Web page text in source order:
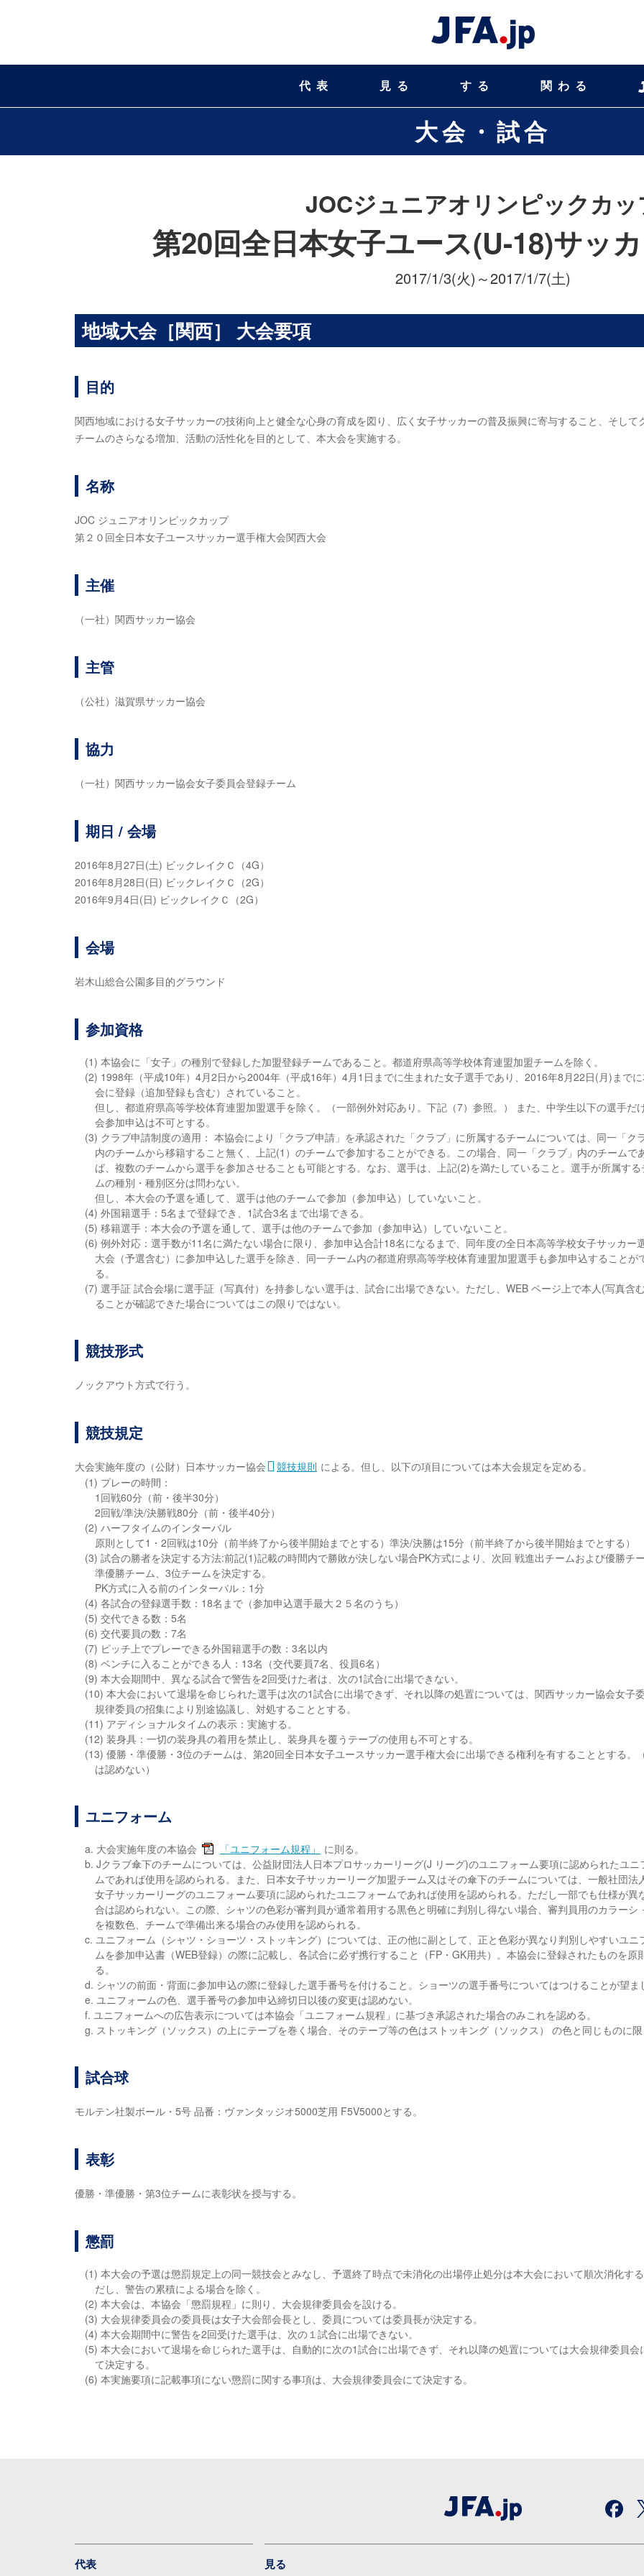
代表 見る する 関わる
大会・試合
JOCジュニアオリンピックカッ
第20回全日本女子ユース(U-18)サッ
2017/1/3(火)～2017/1/7(土)
地域大会［関西］ 大会要項
目的
関西地域における女子サッカーの技術向上と健全な心身の育成を図り、広く女子サッカーの普及振興に寄与すること、そして
チームのさらなる増加、活動の活性化を目的として、本大会を実施する。
名称
JOC ジュニアオリンピックカップ
第２０回全日本女子ユースサッカー選手権大会関西大会
主催
（一社）関西サッカー協会
主管
（公社）滋賀県サッカー協会
協力
（一社）関西サッカー協会女子委員会登録チーム
期日 / 会場
2016年8月27日(土) ビックレイクＣ（4G）
2016年8月28日(日) ビックレイクＣ（2G）
2016年9月4日(日) ビックレイクＣ（2G）
会場
岩木山総合公園多目的グラウンド
参加資格
(1) 本協会に「女子」の種別で登録した加盟登録チームであること。都道府県高等学校体育連盟加盟チームを除く。
(2) 1998年（平成10年）4月2日から2004年（平成16年）4月1日までに生まれた女子選手であり、2016年8月22日(月)まで
会に登録（追加登録も含む）されていること。
但し、都道府県高等学校体育連盟加盟選手を除く。（一部例外対応あり。下記（7）参照。） また、中学生以下の選手だ
会参加申込は不可とする。
(3) クラブ申請制度の適用： 本協会により「クラブ申請」を承認された「クラブ」に所属するチームについては、同一「クラ
内のチームから移籍すること無く、上記(1）のチームで参加することができる。この場合、同一「クラブ」内のチームで
ば、複数のチームから選手を参加させることも可能とする。なお、選手は、上記(2)を満たしていること。選手が所属する
ムの種別・種別区分は問わない。
但し、本大会の予選を通して、選手は他のチームで参加（参加申込）していないこと。
(4) 外国籍選手：5名まで登録でき、1試合3名まで出場できる。
(5) 移籍選手：本大会の予選を通して、選手は他のチームで参加（参加申込）していないこと。
(6) 例外対応：選手数が11名に満たない場合に限り、参加申込合計18名になるまで、同年度の全日本高等学校女子サッカー
大会（予選含む）に参加申込した選手を除き、同一チーム内の都道府県高等学校体育連盟加盟選手も参加申込することが
る。
(7) 選手証 試合会場に選手証（写真付）を持参しない選手は、試合に出場できない。ただし、WEB ページ上で本人(写真含
ることが確認できた場合についてはこの限りではない。
競技形式
ノックアウト方式で行う。
競技規定
大会実施年度の（公財）日本サッカー協会 競技規則 による。但し、以下の項目については本大会規定を定める。
(1) プレーの時間：
1回戦60分（前・後半30分）
2回戦/準決/決勝戦80分（前・後半40分）
(2) ハーフタイムのインターバル
原則として1・2回戦は10分（前半終了から後半開始までとする）準決/決勝は15分（前半終了から後半開始までとする）
(3) 試合の勝者を決定する方法:前記(1)記載の時間内で勝敗が決しない場合PK方式により、次回 戦進出チームおよび優勝チー
準優勝チーム、3位チームを決定する。
PK方式に入る前のインターバル：1分
(4) 各試合の登録選手数：18名まで（参加申込選手最大２５名のうち）
(5) 交代できる数：5名
(6) 交代要員の数：7名
(7) ピッチ上でプレーできる外国籍選手の数：3名以内
(8) ベンチに入ることができる人：13名（交代要員7名、役員6名）
(9) 本大会期間中、異なる試合で警告を2回受けた者は、次の1試合に出場できない。
(10) 本大会において退場を命じられた選手は次の1試合に出場できず、それ以降の処置については、関西サッカー協会女子
規律委員の招集により別途協議し、対処することとする。
(11) アディショナルタイムの表示：実施する。
(12) 装身具：一切の装身具の着用を禁止し、装身具を覆うテープの使用も不可とする。
(13) 優勝・準優勝・3位のチームは、第20回全日本女子ユースサッカー選手権大会に出場できる権利を有することとする。
は認めない）
ユニフォーム
a. 大会実施年度の本協会 「ユニフォーム規程」
に則る。
b. Jクラブ傘下のチームについては、公益財団法人日本プロサッカーリーグ(J リーグ)のユニフォーム要項に認められたユニ
ムであれば使用を認められる。また、日本女子サッカーリーグ加盟チーム又はその傘下のチームについては、一般社団法
女子サッカーリーグのユニフォーム要項に認められたユニフォームであれば使用を認められる。ただし一部でも仕様が異
合は認められない。この際、シャツの色彩が審判員が通常着用する黒色と明確に判別し得ない場合、審判員用のカラーシ
を複数色、チームで準備出来る場合のみ使用を認められる。
c. ユニフォーム（シャツ・ショーツ・ストッキング）については、正の他に副として、正と色彩が異なり判別しやすいユニ
ムを参加申込書（WEB登録）の際に記載し、各試合に必ず携行すること（FP・GK用共）。本協会に登録されたものを原
る。
d. シャツの前面・背面に参加申込の際に登録した選手番号を付けること。ショーツの選手番号についてはつけることが望ま
e. ユニフォームの色、選手番号の参加申込締切日以後の変更は認めない。
f. ユニフォームへの広告表示については本協会「ユニフォーム規程」に基づき承認された場合のみこれを認める。
g. ストッキング（ソックス）の上にテープを巻く場合、そのテープ等の色はストッキング（ソックス） の色と同じものに限
試合球
モルテン社製ボール・5号 品番：ヴァンタッジオ5000芝用 F5V5000とする。
表彰
優勝・準優勝・第3位チームに表彰状を授与する。
懲罰
(1) 本大会の予選は懲罰規定上の同一競技会とみなし、予選終了時点で未消化の出場停止処分は本大会において順次消化す
だし、警告の累積による場合を除く。
(2) 本大会は、本協会「懲罰規程」に則り、大会規律委員会を設ける。
(3) 大会規律委員会の委員長は女子大会部会長とし、委員については委員長が決定する。
(4) 本大会期間中に警告を2回受けた選手は、次の１試合に出場できない。
(5) 本大会において退場を命じられた選手は、自動的に次の1試合に出場できず、それ以降の処置については大会規律委員会
て決定する。
(6) 本実施要項に記載事項にない懲罰に関する事項は、大会規律委員会にて決定する。
代表 見る